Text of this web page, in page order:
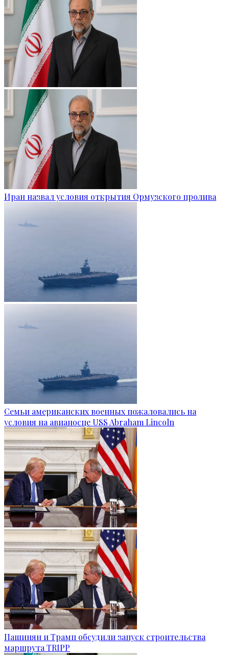
Иран назвал условия открытия Ормузского пролива
Семьи американских военных пожаловались на
условия на авианосце USS Abraham Lincoln
Пашинян и Трамп обсудили запуск строительства
маршрута TRIPP